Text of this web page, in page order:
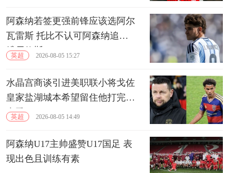
阿森纳若签更强前锋应该选阿尔
瓦雷斯 托比不认可阿森纳追逐
维尼修斯
英超 2026-08-05 15:27
水晶宫商谈引进美职联小将戈佐
皇家盐湖城本希望留住他打完本
赛季
英超 2026-08-05 14:49
阿森纳U17主帅盛赞U17国足 表
现出色且训练有素